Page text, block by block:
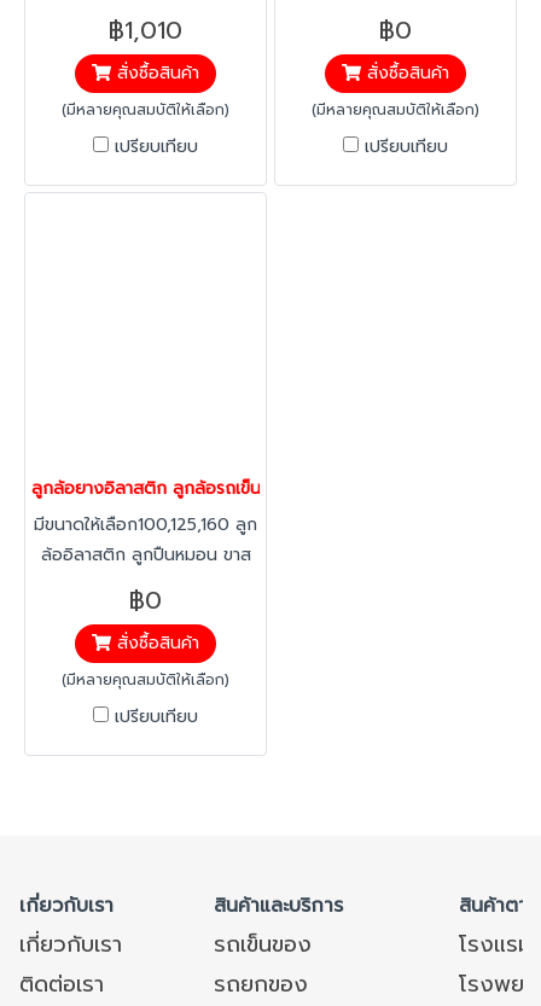
แข็งแรง ไม่ยุบตัว ยืดหยุ่นสูง
เพิ่มประสิทธิภาพในการทำงาน
เข็นเบา ใช้แรงน้อย
฿1,010
สั่งซื้อสินค้า
(มีหลายคุณสมบัติให้เลือก)
เปรียบเทียบ
แตนเลส แป้นตาย ยางอีลาสติก
ทนทาน ต่อสารคลอลีน ลดแรง
สะเทือน ได้มากกว่าทั่วไป เหมาะ
สำหรับใช้ในห้องเย็นได้และที่มี
ความชื้นได้ดี ทนทานต่ออุณหภูมิ
฿0
สั่งซื้อสินค้า
(มีหลายคุณสมบัติให้เลือก)
เปรียบเทียบ
ลูกล้อยางอิลาสติก ลูกล้อรถเข็นของ อะไหล่ล้อรถเข็น รับน้ำหนัก 160-
มีขนาดให้เลือก100,125,160 ลูก
ล้ออิลาสติก ลูกปืนหมอน ขาส
แตนเลส แป้นหมุน ยางอีลาสติก
ทนทาน ต่อสารคลอลีน ลดแรง
สะเทือน ได้มากกว่าทั่วไป เหมาะ
สำหรับใช้ในห้องเย็นได้และที่มี
ความชื้นได้ดี ทนทานต่ออุณหภูมิ
฿0
สั่งซื้อสินค้า
(มีหลายคุณสมบัติให้เลือก)
เปรียบเทียบ
เกี่ยวกับเรา สินค้าและบริการ สินค้าตา
เกี่ยวกับเรา รถเข็นของ
โรงแร
ติดต่อเรา
รถยกของ
โรงพย